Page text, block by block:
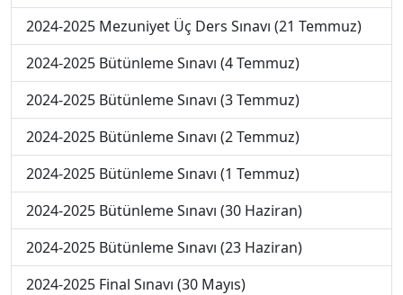
2024-2025 Mezuniyet Üç Ders Sınavı (21 Temmuz)
2024-2025 Bütünleme Sınavı (4 Temmuz)
2024-2025 Bütünleme Sınavı (3 Temmuz)
2024-2025 Bütünleme Sınavı (2 Temmuz)
2024-2025 Bütünleme Sınavı (1 Temmuz)
2024-2025 Bütünleme Sınavı (30 Haziran)
2024-2025 Bütünleme Sınavı (23 Haziran)
2024-2025 Final Sınavı (30 Mayıs)